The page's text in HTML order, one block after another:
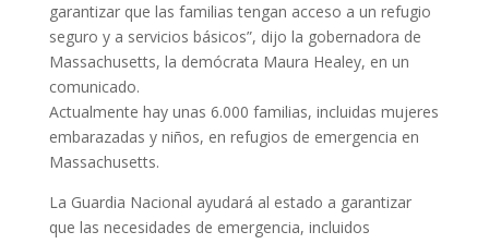
garantizar que las familias tengan acceso a un refugio
seguro y a servicios básicos”, dijo la gobernadora de
Massachusetts, la demócrata Maura Healey, en un
comunicado.
Actualmente hay unas 6.000 familias, incluidas mujeres
embarazadas y niños, en refugios de emergencia en
Massachusetts.
La Guardia Nacional ayudará al estado a garantizar
que las necesidades de emergencia, incluidos